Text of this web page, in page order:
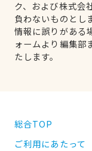
ク、および株式会
負わないものとし
情報に誤りがある
ォームより編集部
たします。
総合TOP
ご利用にあたって